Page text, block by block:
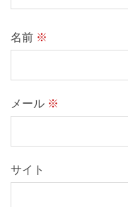
名前 ※
メール ※
サイト